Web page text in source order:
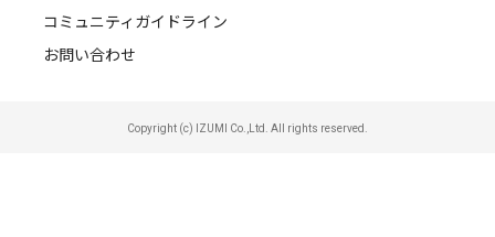
コミュニティガイドライン
お問い合わせ
Copyright (c) IZUMI Co.,Ltd. All rights reserved.